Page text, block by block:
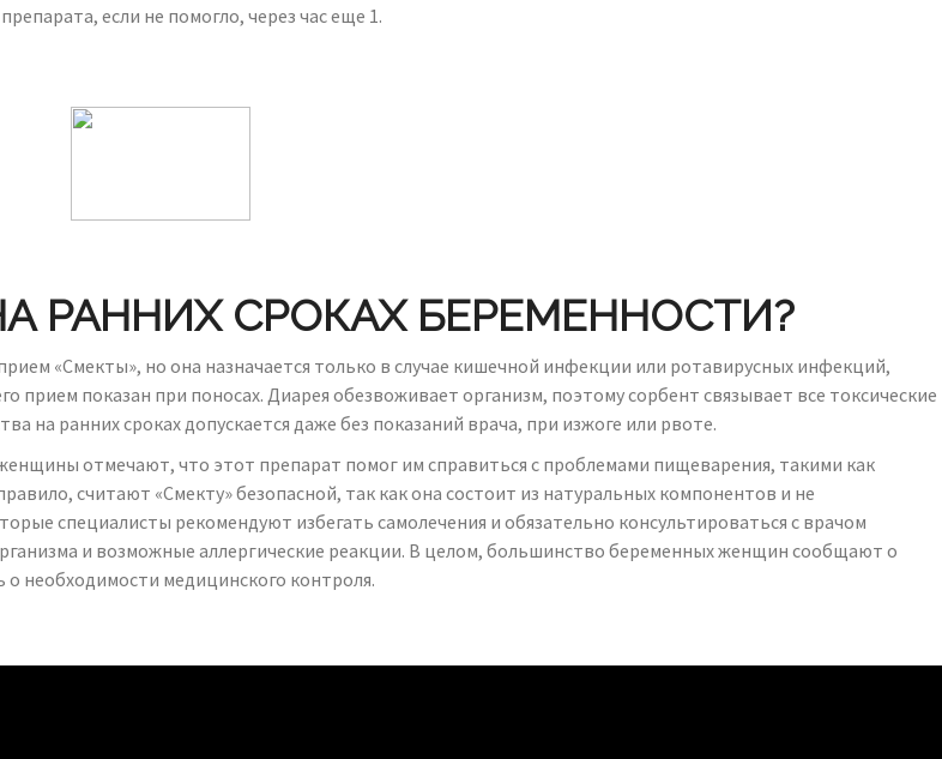
если не помогло, через час еще 1.
РАННИХ СРОКАХ БЕРЕМЕННОСТИ?
«Смекты», но она назначается только в случае кишечной инфекции или ротавирусных инфекций,
показан при поносах. Диарея обезвоживает организм, поэтому сорбент связывает все токсические
на ранних сроках допускается даже без показаний врача, при изжоге или рвоте.
отмечают, что этот препарат помог им справиться с проблемами пищеварения, такими как
считают «Смекту» безопасной, так как она состоит из натуральных компонентов и не
специалисты рекомендуют избегать самолечения и обязательно консультироваться с врачом
и возможные аллергические реакции. В целом, большинство беременных женщин сообщают о
необходимости медицинского контроля.